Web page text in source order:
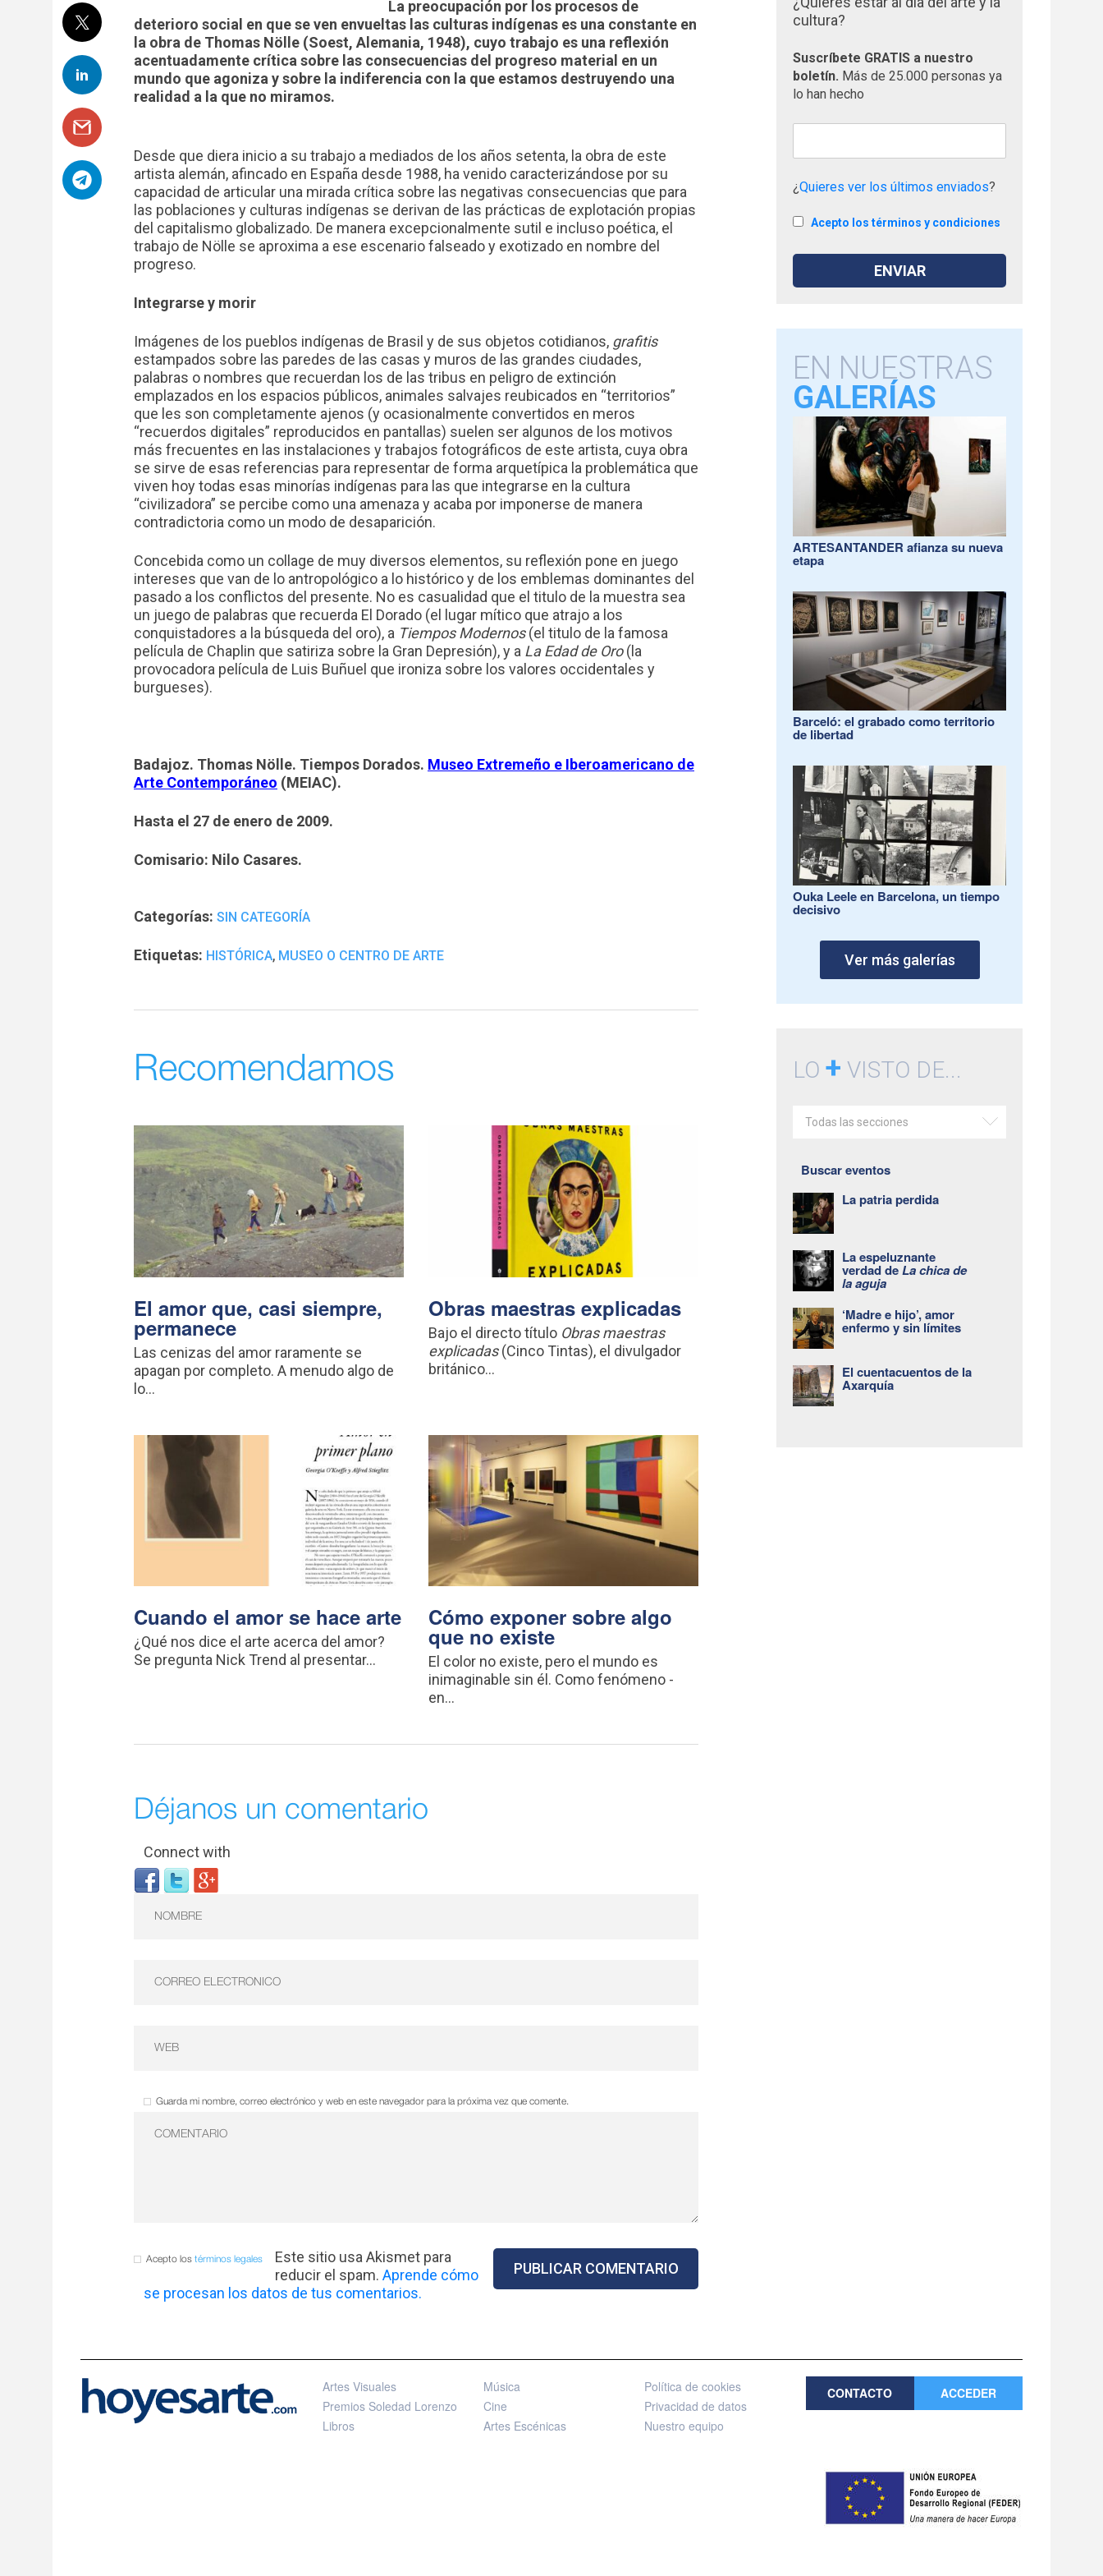
La preocupación por los procesos de
deterioro social en que se ven envueltas las culturas indígenas es una constante en
la obra de Thomas Nölle (Soest, Alemania, 1948), cuyo trabajo es una reflexión
acentuadamente crítica sobre las consecuencias del progreso material en un
mundo que agoniza y sobre la indiferencia con la que estamos destruyendo una
realidad a la que no miramos.
Desde que diera inicio a su trabajo a mediados de los años setenta, la obra de este
artista alemán, afincado en España desde 1988, ha venido caracterizándose por su
capacidad de articular una mirada crítica sobre las negativas consecuencias que para
las poblaciones y culturas indígenas se derivan de las prácticas de explotación propias
del capitalismo globalizado. De manera excepcionalmente sutil e incluso poética, el
trabajo de Nölle se aproxima a ese escenario falseado y exotizado en nombre del
progreso.
Integrarse y morir
Imágenes de los pueblos indígenas de Brasil y de sus objetos cotidianos, grafitis
estampados sobre las paredes de las casas y muros de las grandes ciudades,
palabras o nombres que recuerdan los de las tribus en peligro de extinción
emplazados en los espacios públicos, animales salvajes reubicados en “territorios”
que les son completamente ajenos (y ocasionalmente convertidos en meros
“recuerdos digitales” reproducidos en pantallas) suelen ser algunos de los motivos
más frecuentes en las instalaciones y trabajos fotográficos de este artista, cuya obra
se sirve de esas referencias para representar de forma arquetípica la problemática que
viven hoy todas esas minorías indígenas para las que integrarse en la cultura
“civilizadora” se percibe como una amenaza y acaba por imponerse de manera
contradictoria como un modo de desaparición.
Concebida como un collage de muy diversos elementos, su reflexión pone en juego
intereses que van de lo antropológico a lo histórico y de los emblemas dominantes del
pasado a los conflictos del presente. No es casualidad que el titulo de la muestra sea
un juego de palabras que recuerda El Dorado (el lugar mítico que atrajo a los
conquistadores a la búsqueda del oro), a Tiempos Modernos(el titulo de la famosa
película de Chaplin que satiriza sobre la Gran Depresión), y a La Edad de Oro(la
provocadora película de Luis Buñuel que ironiza sobre los valores occidentales y
burgueses).
Badajoz. Thomas Nölle. Tiempos Dorados. Museo Extremeño e Iberoamericano de
Arte Contemporáneo (MEIAC).
Hasta el 27 de enero de 2009.
Comisario: Nilo Casares.
Categorías: SIN CATEGORÍA
Etiquetas: HISTÓRICA, MUSEO O CENTRO DE ARTE
Recomendamos
El amor que, casi siempre,
permanece
Las cenizas del amor raramente se
apagan por completo. A menudo algo de
lo...
Obras maestras explicadas
Bajo el directo título Obras maestras
explicadas(Cinco Tintas), el divulgador
británico...
Cuando el amor se hace arte
¿Qué nos dice el arte acerca del amor?
Se pregunta Nick Trend al presentar...
Cómo exponer sobre algo
que no existe
El color no existe, pero el mundo es
inimaginable sin él. Como fenómeno -
en...
Déjanos un comentario
Connect with
Guarda mi nombre, correo electrónico y web en este navegador para la próxima vez que comente.
Acepto los términos legales
Este sitio usa Akismet para
reducir el spam. Aprende cómo
se procesan los datos de tus comentarios.
cultura?
Suscríbete GRATIS a nuestro
boletín. Más de 25.000 personas ya
lo han hecho
¿Quieres ver los últimos enviados?
Acepto los términos y condiciones
EN NUESTRAS
GALERÍAS
ARTESANTANDER afianza su nueva
etapa
Barceló: el grabado como territorio
de libertad
Ouka Leele en Barcelona, un tiempo
decisivo
Ver más galerías
LO+ VISTO DE...
Todas las secciones
Buscar eventos
La patria perdida
La espeluznante
verdad deLa chica de
la aguja
‘Madre e hijo’, amor
enfermo y sin límites
El cuentacuentos de la
Axarquía
Artes Visuales
Premios Soledad Lorenzo
Libros
Música
Cine
Artes Escénicas
Política de cookies
Privacidad de datos
Nuestro equipo
CONTACTO ACCEDER